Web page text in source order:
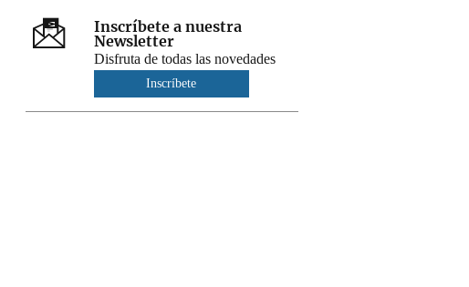
Inscríbete a nuestra
Newsletter
Disfruta de todas las novedades
Inscríbete